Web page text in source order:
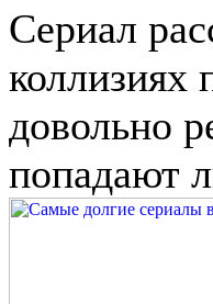
Сериал
коллизиях
довольно
попадают